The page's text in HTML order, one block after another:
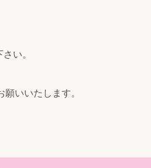
い。
いいたします。